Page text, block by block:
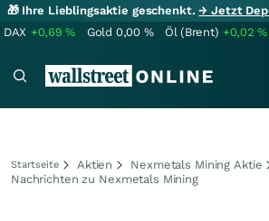
🎁 Ihre Lieblingsaktie geschenkt.→ Jetzt
DAX +0,69% Gold 0,00 % Öl (Brent) +0,02%
Startseite Aktien
Nexmetals Mining Aktie
Nachrichten zu Nexmetals Mining